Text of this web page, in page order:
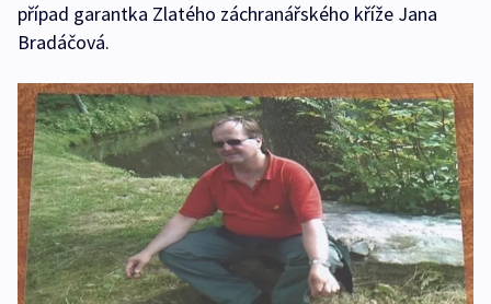
případ garantka Zlatého záchranářského kříže Jana
Bradáčová.